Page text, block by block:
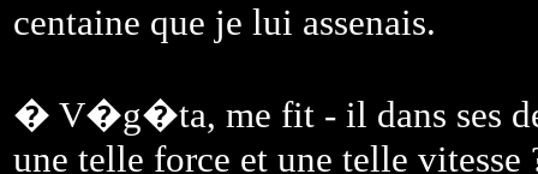
centaine que je lui assenais.
� V�g�ta, me fit - il dans ses
une telle force et une telle vitesse